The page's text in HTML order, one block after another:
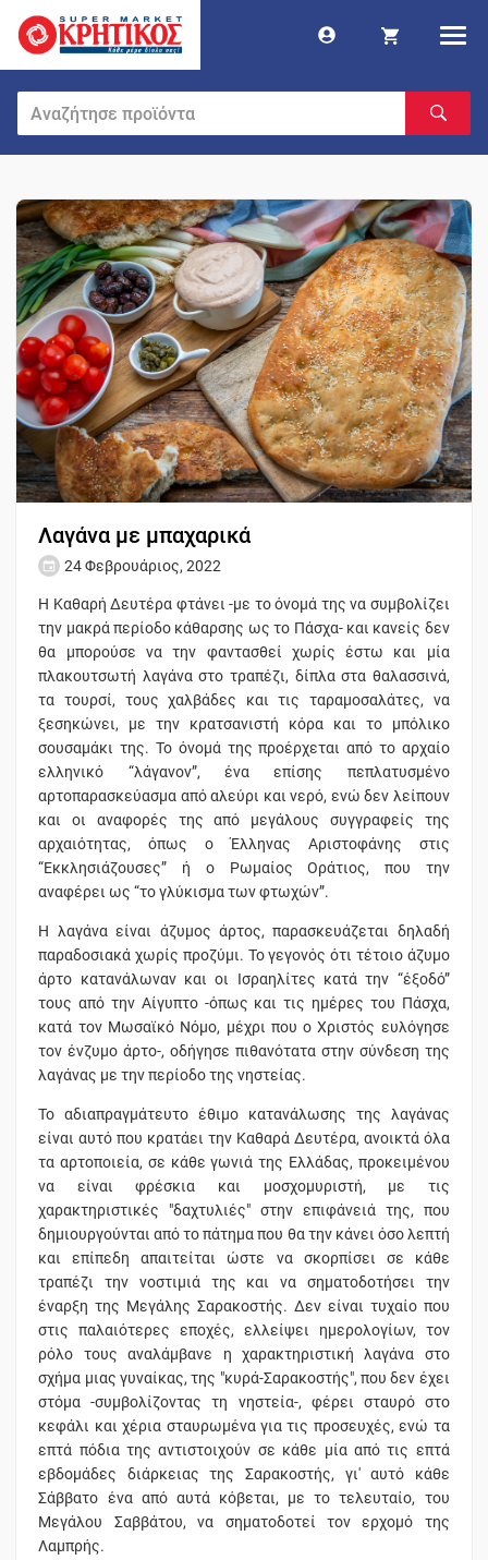
Λαγάνα με μπαχαρικά
24 Φεβρουάριος, 2022
Η Καθαρή Δευτέρα φτάνει -με το όνομά της να συμβολίζει
την μακρά περίοδο κάθαρσης ως το Πάσχα- και κανείς δεν
θα μπορούσε να την φαντασθεί χωρίς έστω και μία
πλακουτσωτή λαγάνα στο τραπέζι, δίπλα στα θαλασσινά,
τα τουρσί, τους χαλβάδες και τις ταραμοσαλάτες, να
ξεσηκώνει, με την κρατσανιστή κόρα και το μπόλικο
σουσαμάκι της. Το όνομά της προέρχεται από το αρχαίο
ελληνικό “λάγανον”, ένα επίσης πεπλατυσμένο
αρτοπαρασκεύασμα από αλεύρι και νερό, ενώ δεν λείπουν
και οι αναφορές της από μεγάλους συγγραφείς της
αρχαιότητας, όπως ο Έλληνας Αριστοφάνης στις
“Εκκλησιάζουσες” ή ο Ρωμαίος Οράτιος, που την
αναφέρει ως “το γλύκισμα των φτωχών”.
Η λαγάνα είναι άζυμος άρτος, παρασκευάζεται δηλαδή
παραδοσιακά χωρίς προζύμι. Το γεγονός ότι τέτοιο άζυμο
άρτο κατανάλωναν και οι Ισραηλίτες κατά την “έξοδό”
τους από την Αίγυπτο -όπως και τις ημέρες του Πάσχα,
κατά τον Μωσαϊκό Νόμο, μέχρι που ο Χριστός ευλόγησε
τον ένζυμο άρτο-, οδήγησε πιθανότατα στην σύνδεση της
λαγάνας με την περίοδο της νηστείας.
Το αδιαπραγμάτευτο έθιμο κατανάλωσης της λαγάνας
είναι αυτό που κρατάει την Καθαρά Δευτέρα, ανοικτά όλα
τα αρτοποιεία, σε κάθε γωνιά της Ελλάδας, προκειμένου
να είναι φρέσκια και μοσχομυριστή, με τις
χαρακτηριστικές "δαχτυλιές" στην επιφάνειά της, που
δημιουργούνται από το πάτημα που θα την κάνει όσο λεπτή
και επίπεδη απαιτείται ώστε να σκορπίσει σε κάθε
τραπέζι την νοστιμιά της και να σηματοδοτήσει την
έναρξη της Μεγάλης Σαρακοστής. Δεν είναι τυχαίο που
στις παλαιότερες εποχές, ελλείψει ημερολογίων, τον
ρόλο τους αναλάμβανε η χαρακτηριστική λαγάνα στο
σχήμα μιας γυναίκας, της "κυρά-Σαρακοστής", που δεν έχει
στόμα -συμβολίζοντας τη νηστεία-, φέρει σταυρό στο
κεφάλι και χέρια σταυρωμένα για τις προσευχές, ενώ τα
επτά πόδια της αντιστοιχούν σε κάθε μία από τις επτά
εβδομάδες διάρκειας της Σαρακοστής, γι' αυτό κάθε
Σάββατο ένα από αυτά κόβεται, με το τελευταίο, του
Μεγάλου Σαββάτου, να σηματοδοτεί τον ερχομό της
Λαμπρής.